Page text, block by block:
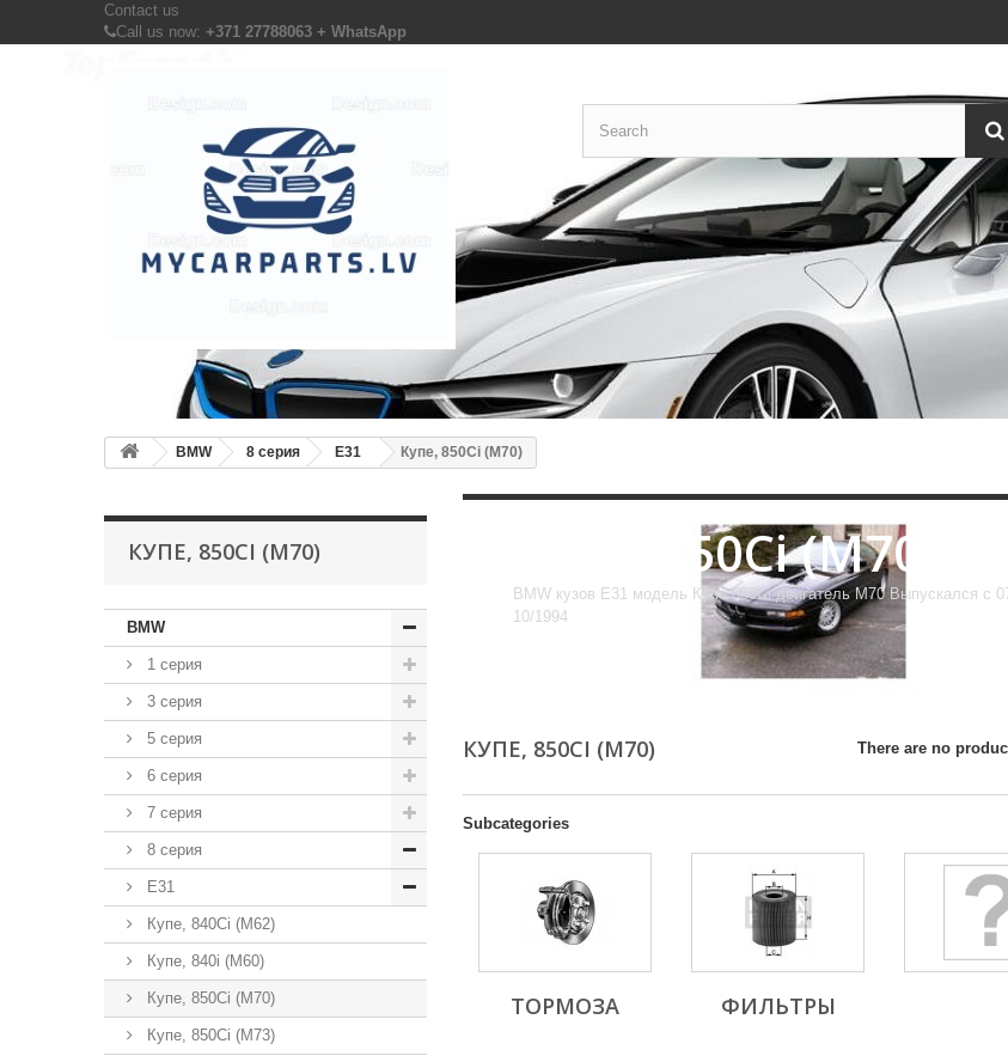
Contact us
Call us now: +371 27788063 + WhatsApp
BMW 8 серия E31 Купе, 850Ci (M70)
КУПЕ, 850CI (M70)
BMW
1 серия
3 серия
5 серия
6 серия
7 серия
8 серия
E31
Купе, 840Ci (M62)
Купе, 840i (M60)
Купе, 850Ci (M70)
Купе, 850Ci (M73)
Купе, 850Ci (M70)
BMW кузов E31 модель Купе 850Ci двигатель M70 Выпускался с
10/1994
КУПЕ, 850CI (M70) There are no
Subcategories
ТОРМОЗА ФИЛЬТРЫ